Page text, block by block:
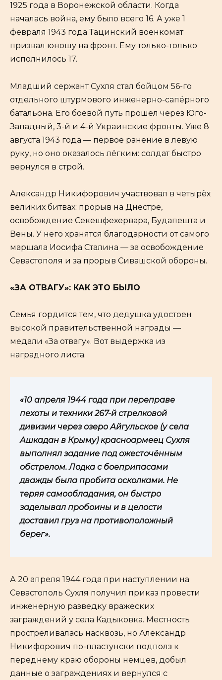
1925 года в Воронежской области. Когда
началась война, ему было всего 16. А уже 1
февраля 1943 года Тацинский военкомат
призвал юношу на фронт. Ему только-только
исполнилось 17.
Младший сержант Сухля стал бойцом 56-го
отдельного штурмового инженерно-сапёрного
батальона. Его боевой путь прошел через Юго-
Западный, 3-й и 4-й Украинские фронты. Уже 8
августа 1943 года — первое ранение в левую
руку, но оно оказалось лёгким: солдат быстро
вернулся в строй.
Александр Никифорович участвовал в четырёх
великих битвах: прорыв на Днестре,
освобождение Секешфехервара, Будапешта и
Вены. У него хранятся благодарности от самого
маршала Иосифа Сталина — за освобождение
Севастополя и за прорыв Сивашской обороны.
«ЗА ОТВАГУ»: КАК ЭТО БЫЛО
Семья гордится тем, что дедушка удостоен
высокой правительственной награды —
медали «За отвагу». Вот выдержка из
наградного листа.
«10 апреля 1944 года при переправе
пехоты и техники 267-й стрелковой
дивизии через озеро Айгульское (у села
Ашкадан в Крыму) красноармеец Сухля
выполнял задание под ожесточённым
обстрелом. Лодка с боеприпасами
дважды была пробита осколками. Не
теряя самообладания, он быстро
заделывал пробоины и в целости
доставил груз на противоположный
берег».
А 20 апреля 1944 года при наступлении на
Севастополь Сухля получил приказ провести
инженерную разведку вражеских
заграждений у села Кадыковка. Местность
простреливалась насквозь, но Александр
Никифорович по-пластунски подполз к
переднему краю обороны немцев, добыл
данные о заграждениях и вернулся с